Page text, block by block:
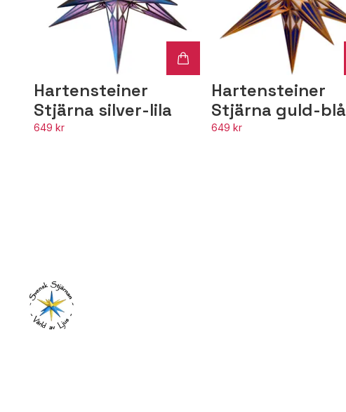
Hartensteiner
Stjärna silver-lila
649 kr
Hartensteiner
Stjärna guld-blå
649 kr